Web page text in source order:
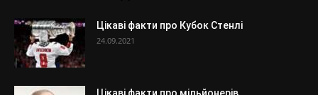
Цікаві факти про Кубок Стенлі
24.09.2021